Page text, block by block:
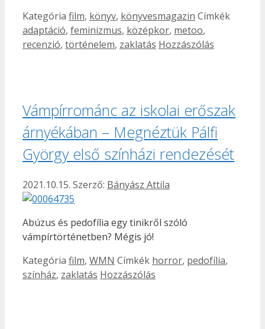
Kategória film, könyv, könyvesmagazin Címkék
adaptáció, feminizmus, középkor, metoo,
recenzió, történelem, zaklatás Hozzászólás
Vámpírrománc az iskolai erőszak
árnyékában – Megnéztük Pálfi
György első színházi rendezését
2021.10.15. Szerző: Bányász Attila
Abúzus és pedofília egy tinikről szóló
vámpírtörténetben? Mégis jó!
Kategória film, WMN Címkék horror, pedofília,
színház, zaklatás Hozzászólás